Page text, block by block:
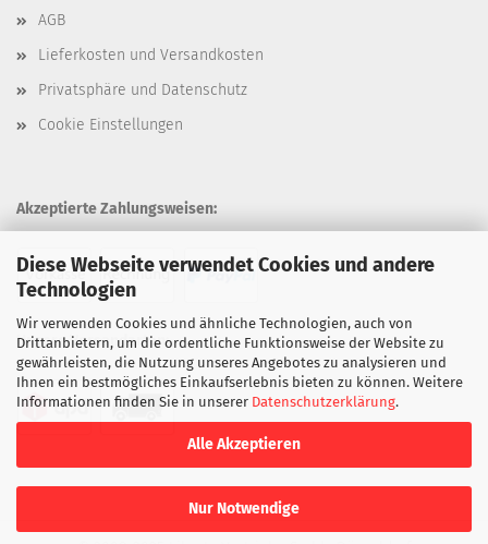
Diese Webseite verwendet Cookies und andere
Technologien
Wir verwenden Cookies und ähnliche Technologien, auch von
Drittanbietern, um die ordentliche Funktionsweise der Website zu
gewährleisten, die Nutzung unseres Angebotes zu analysieren und
Ihnen ein bestmögliches Einkaufserlebnis bieten zu können. Weitere
Informationen finden Sie in unserer Datenschutzerklärung.
Alle Akzeptieren
Nur Notwendige
AGB
Lieferkosten und Versandkosten
Privatsphäre und Datenschutz
Cookie Einstellungen
Akzeptierte Zahlungsweisen:
Unsere Versandarten: